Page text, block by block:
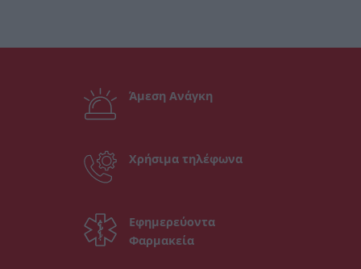
Άμεση Ανάγκη
Χρήσιμα τηλέφωνα
Εφημερεύοντα
Φαρμακεία